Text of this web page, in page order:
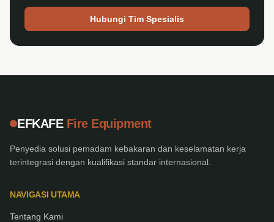
Hubungi Tim Spesialis
EFKAFE Fire Equipment
Penyedia solusi pemadam kebakaran dan keselamatan kerja
terintegrasi dengan kualifikasi standar internasional.
NAVIGASI UTAMA
Tentang Kami